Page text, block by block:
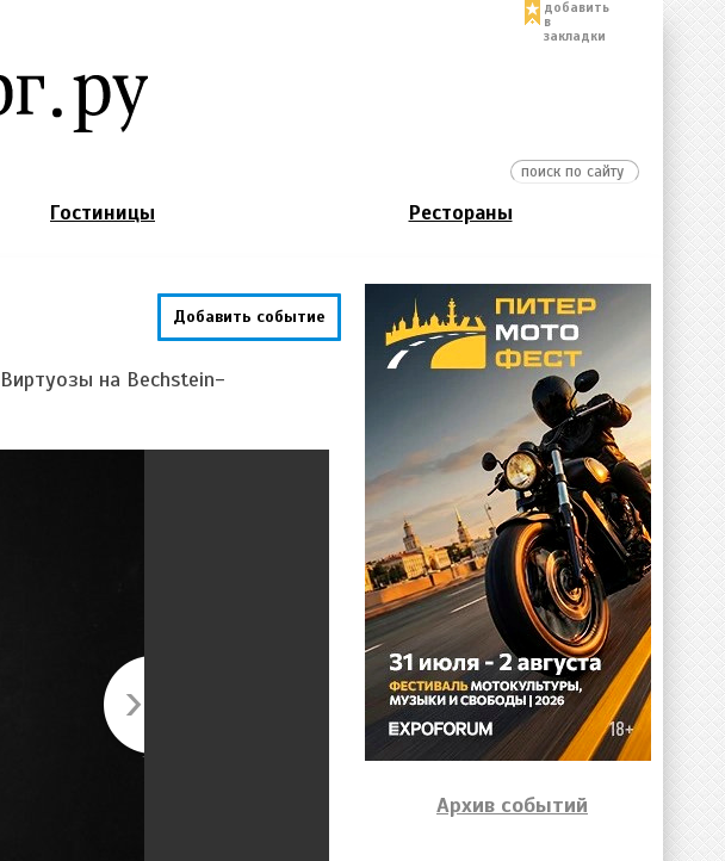
добавить
в
закладки
Гостиницы Рестораны
Добавить событие
Виртуозы на Bechstein-
Архив событий